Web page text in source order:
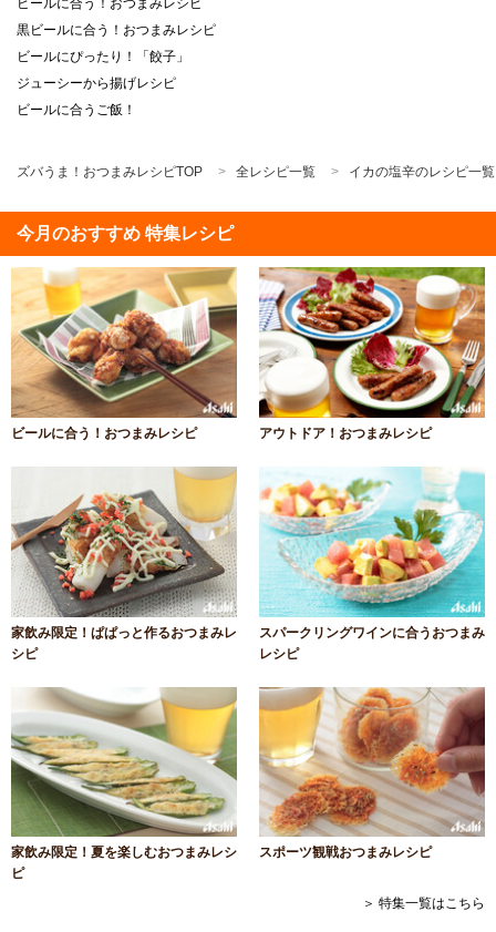
ビールに合う！おつまみレシピ
黒ビールに合う！おつまみレシピ
ビールにぴったり！「餃子」
ジューシーから揚げレシピ
ビールに合うご飯！
ズバうま！おつまみレシピTOP 全レシピ一覧 イカの塩辛のレシピ一覧
今月のおすすめ 特集レシピ
ビールに合う！おつまみレシピ アウトドア！おつまみレシピ
家飲み限定！ぱぱっと作るおつまみレ
シピ
スパークリングワインに合うおつまみ
レシピ
家飲み限定！夏を楽しむおつまみレシ
ピ
スポーツ観戦おつまみレシピ
＞ 特集一覧はこちら